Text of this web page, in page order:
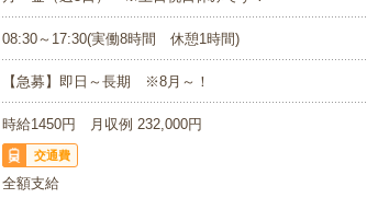
08:30～17:30(実働8時間 休憩1時間)
【急募】即日～長期 ※8月～！
時給1450円 月収例 232,000円
交通費
全額支給